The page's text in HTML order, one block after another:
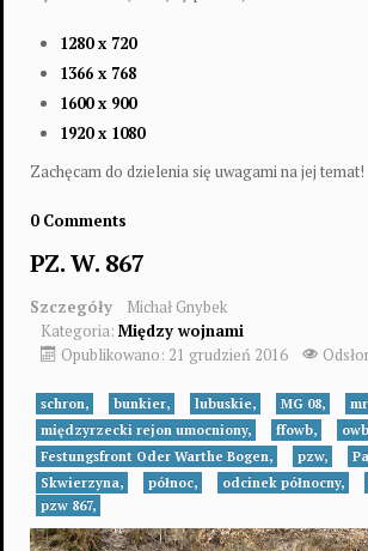
1280 x 720
1366 x 768
1600 x 900
1920 x 1080
Zachęcam do dzielenia się uwagami na jej temat!
0 Comments
PZ. W. 867
Szczegóły
Michał Gnybek
Kategoria: Między wojnami
Opublikowano: 21 grudzień 2016
schron, bunkier, lubuskie, MG 08,
międzyrzecki rejon umocniony,
ffowb,
Festungsfront Oder Warthe Bogen,
pzw,
Skwierzyna,
północ, odcinek północny,
pzw 867,